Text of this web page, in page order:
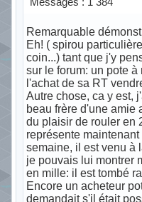
Remarquable
Eh! ( spirou
coin...) tant que j'y
sur le forum: un pote
l'achat de sa RT
Autre chose, ca y est,
beau frère d'une amie
du plaisir de rouler en
représente
semaine, il est venu à
je pouvais lui montrer
en mille: il est tombé
Encore un acheteur
demandait s'il était